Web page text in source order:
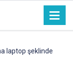
laptop şeklinde